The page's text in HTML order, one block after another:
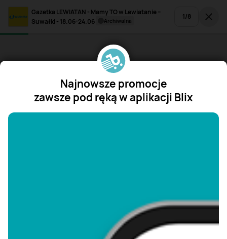
Gazetka LEWIATAN - Mamy TO w Lewiatanie –
Suwałki - 18.06-24.06
archiwalna 1/8
Najnowsze promocje
zawsze pod ręką w aplikacji Blix
"/>